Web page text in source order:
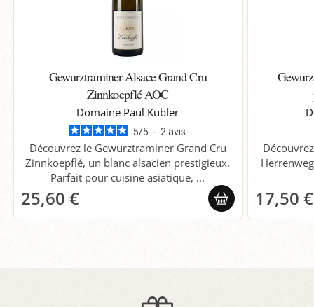
Gewurztraminer Alsace Grand Cru
Zinnkoepflé AOC
Domaine Paul Kubler
5/5 - 2avis
Découvrez le Gewurztraminer Grand Cru
Zinnkoepflé, un blanc alsacien prestigieux.
Parfait pour cuisine asiatique, ...
25,60 € 17,50 €